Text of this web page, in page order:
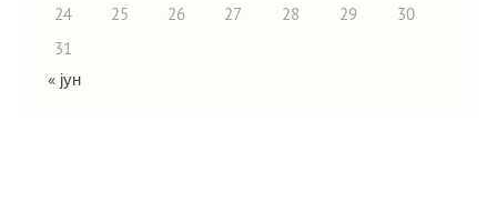
24
25 26 27 28 29
30
31
« јун